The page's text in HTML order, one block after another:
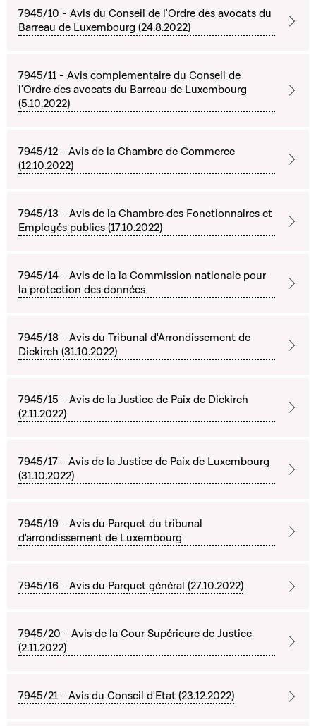
7945/10 - Avis du Conseil de l'Ordre des avocats du
Barreau de Luxembourg (24.8.2022)
7945/11 - Avis complementaire du Conseil de
l'Ordre des avocats du Barreau de Luxembourg
(5.10.2022)
7945/12 - Avis de la Chambre de Commerce
(12.10.2022)
7945/13 - Avis de la Chambre des Fonctionnaires et
Employés publics (17.10.2022)
7945/14 - Avis de la la Commission nationale pour
la protection des données
7945/18 - Avis du Tribunal d'Arrondissement de
Diekirch (31.10.2022)
7945/15 - Avis de la Justice de Paix de Diekirch
(2.11.2022)
7945/17 - Avis de la Justice de Paix de Luxembourg
(31.10.2022)
7945/19 - Avis du Parquet du tribunal
d'arrondissement de Luxembourg
7945/16 - Avis du Parquet général (27.10.2022)
7945/20 - Avis de la Cour Supérieure de Justice
(2.11.2022)
7945/21 - Avis du Conseil d'Etat (23.12.2022)